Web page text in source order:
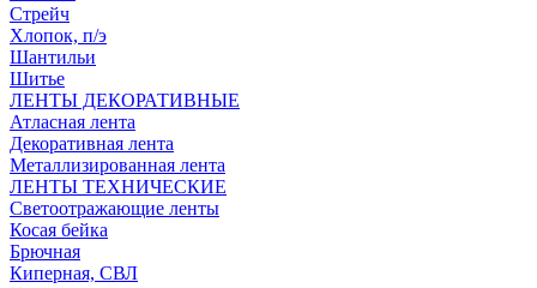
Стрейч
Хлопок, п/э
Шантильи
Шитье
ЛЕНТЫ ДЕКОРАТИВНЫЕ
Атласная лента
Декоративная лента
Металлизированная лента
ЛЕНТЫ ТЕХНИЧЕСКИЕ
Светоотражающие ленты
Косая бейка
Брючная
Киперная, СВЛ